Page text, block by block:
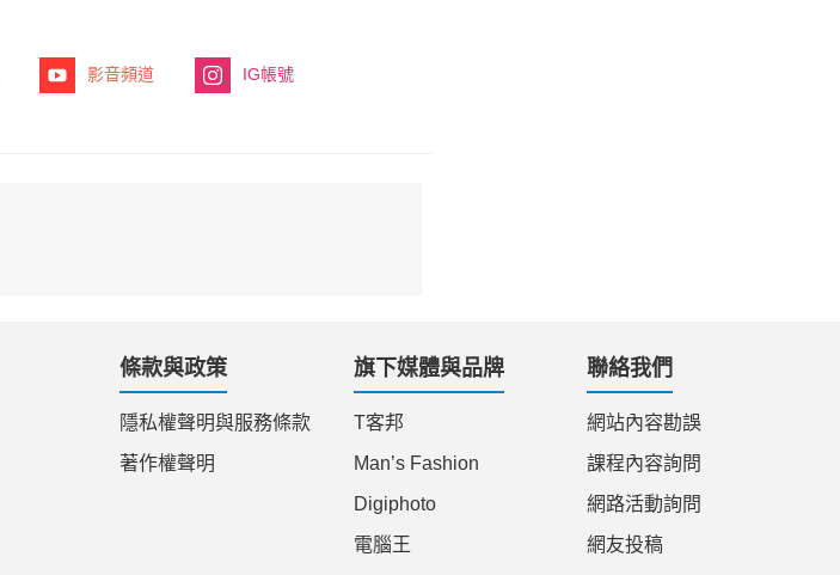
影音頻道 IG帳號
條款與政策
隱私權聲明與服務條款
著作權聲明
旗下媒體與品牌
T客邦
Man’s Fashion
Digiphoto
電腦王
聯絡我們
網站內容勘誤
課程內容詢問
網路活動詢問
網友投稿